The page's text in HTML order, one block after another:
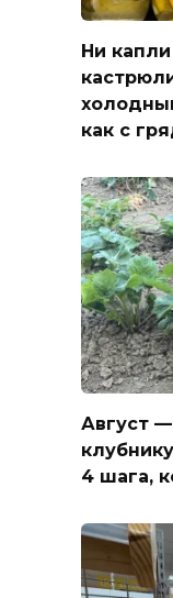
Ни
как с
Август
4 шага,